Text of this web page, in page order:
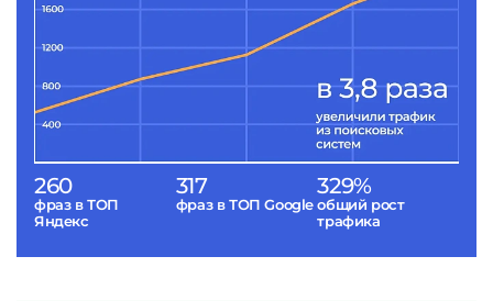
260
фраз в ТОП
Яндекс
317
фраз в ТОП Google
329%
общий рост
трафика